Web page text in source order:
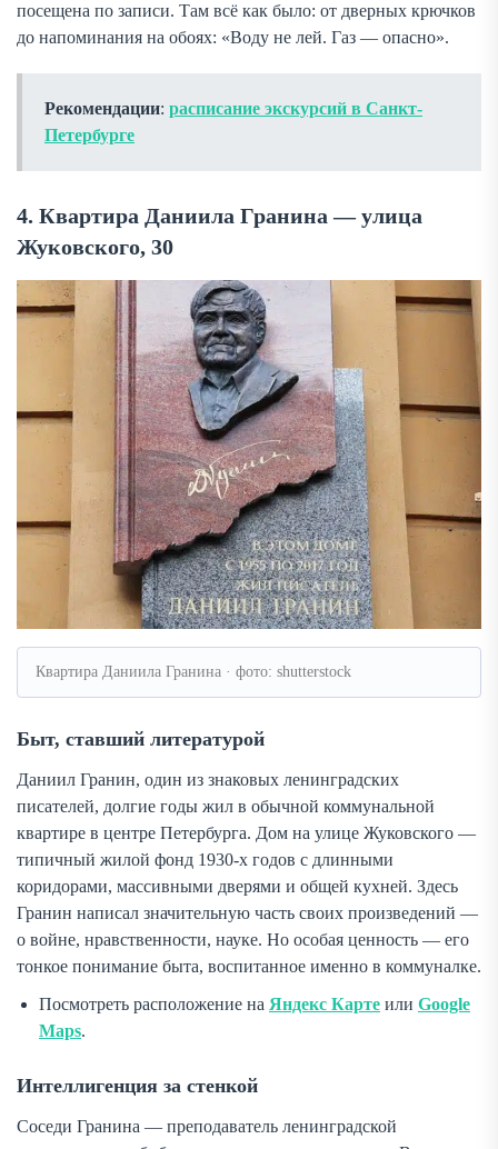
посещена по записи. Там всё как было: от дверных крючков
до напоминания на обоях: «Воду не лей. Газ — опасно».
Рекомендации: расписание экскурсий в Санкт-
Петербурге
4. Квартира Даниила Гранина — улица
Жуковского, 30
Квартира Даниила Гранина · фото: shutterstock
Быт, ставший литературой
Даниил Гранин, один из знаковых ленинградских
писателей, долгие годы жил в обычной коммунальной
квартире в центре Петербурга. Дом на улице Жуковского —
типичный жилой фонд 1930-х годов с длинными
коридорами, массивными дверями и общей кухней. Здесь
Гранин написал значительную часть своих произведений —
о войне, нравственности, науке. Но особая ценность — его
тонкое понимание быта, воспитанное именно в коммуналке.
Посмотреть расположение на Яндекс Карте или Google
Maps.
Интеллигенция за стенкой
Соседи Гранина — преподаватель ленинградской